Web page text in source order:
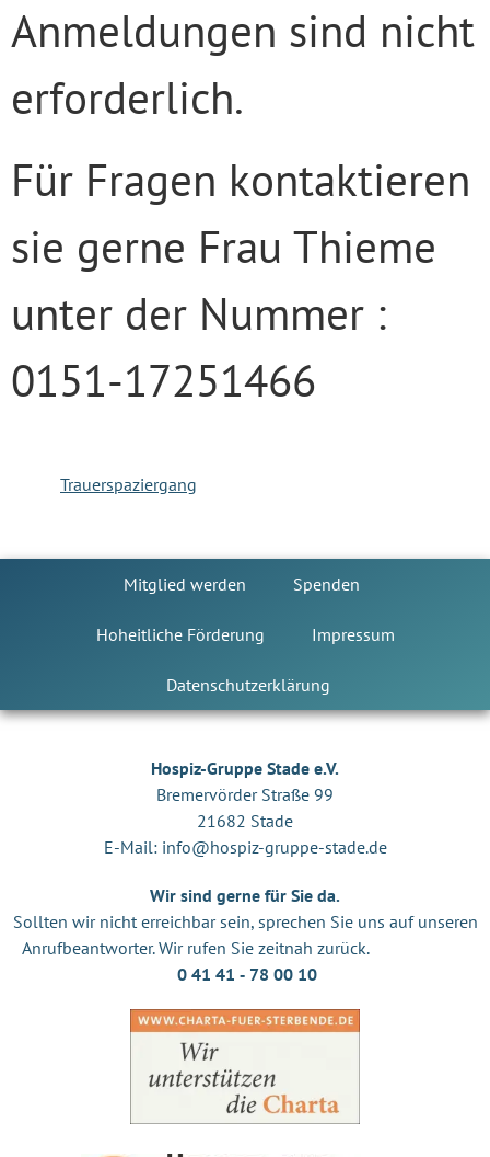
Anmeldungen sind nicht
erforderlich.
Für Fragen kontaktieren
sie gerne Frau Thieme
unter der Nummer :
0151-17251466
Trauerspaziergang
Mitglied werden Spenden
Hoheitliche Förderung Impressum
Datenschutzerklärung
Hospiz-Gruppe Stade e.V.
Bremervörder Straße 99
21682 Stade
E-Mail: info@hospiz-gruppe-stade.de
Wir sind gerne für Sie da.
Sollten wir nicht erreichbar sein, sprechen Sie uns auf unseren
Anrufbeantworter. Wir rufen Sie zeitnah zurück.
0 41 41 ‐ 78 00 10